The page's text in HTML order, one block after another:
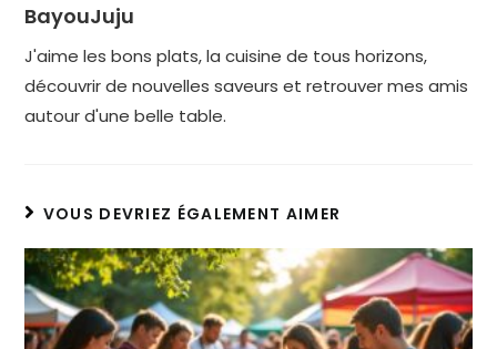
BayouJuju
J'aime les bons plats, la cuisine de tous horizons,
découvrir de nouvelles saveurs et retrouver mes amis
autour d'une belle table.
VOUS DEVRIEZ ÉGALEMENT AIMER